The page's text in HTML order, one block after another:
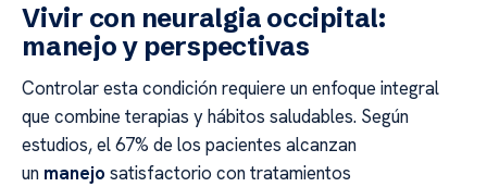
Vivir con neuralgia occipital:
manejo y perspectivas
Controlar esta condición requiere un enfoque integral
que combine terapias y hábitos saludables. Según
estudios, el 67% de los pacientes alcanzan
un manejo satisfactorio con tratamientos